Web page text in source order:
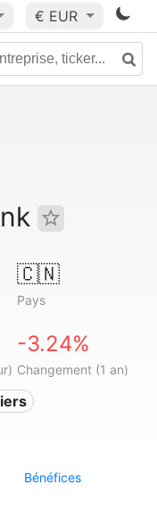
€ EUR
🇨🇳
Pays
-3.24%
Changement (1 an)
Bénéfices